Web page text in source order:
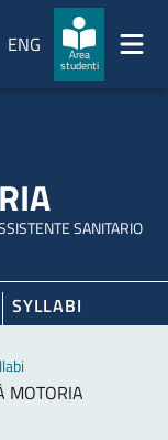
ENG
Area
studenti
SANITARIO
SYLLABI
MOTORIA